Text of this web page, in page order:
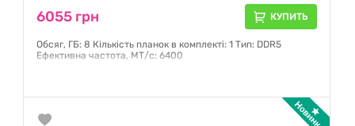
6055 грн КУПИТЬ
Обсяг, ГБ: 8 Кількість планок в комплекті: 1 Тип: DDR5
Ефективна частота, МТ/с: 6400